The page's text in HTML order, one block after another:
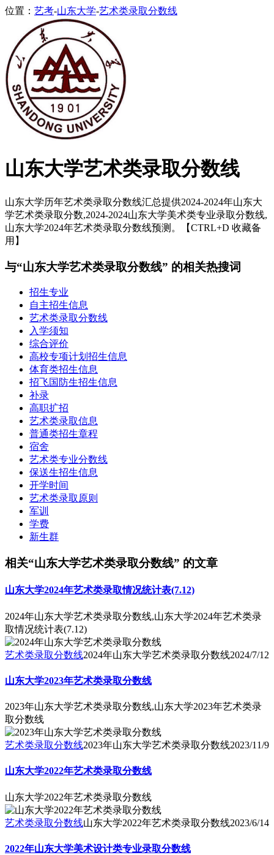
位置： 艺考-山东大学-艺术类录取分数线
山东大学艺术类录取分数线
山东大学历年艺术类录取分数线汇总提供2024-2024年山东大
学艺术类录取分数,2024-2024山东大学美术类专业录取分数线,
山东大学2024年艺术类录取分数线预测。【CTRL+D 收藏备
用】
与“山东大学艺术类录取分数线” 的相关热搜词
招生专业
自主招生信息
艺术类录取分数线
入学须知
综合评价
高校专项计划招生信息
体育类招生信息
招飞国防生招生信息
补录
高职扩招
艺术类录取信息
普通类招生章程
宿舍
艺术类专业分数线
保送生招生信息
开学时间
艺术类录取原则
军训
学费
新生群
相关“山东大学艺术类录取分数线” 的文章
山东大学2024年艺术类录取情况统计表(7.12)
2024年山东大学艺术类录取分数线,山东大学2024年艺术类录
取情况统计表(7.12)
艺术类录取分数线2024年山东大学艺术类录取分数线2024/7/12
山东大学2023年艺术类录取分数线
2023年山东大学艺术类录取分数线,山东大学2023年艺术类录
取分数线
艺术类录取分数线2023年山东大学艺术类录取分数线2023/11/9
山东大学2022年艺术类录取分数线
山东大学2022年艺术类录取分数线
艺术类录取分数线山东大学2022年艺术类录取分数线2023/6/14
2022年山东大学美术设计类专业录取分数线